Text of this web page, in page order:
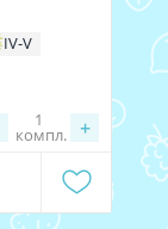
IV-V
+
1
компл.